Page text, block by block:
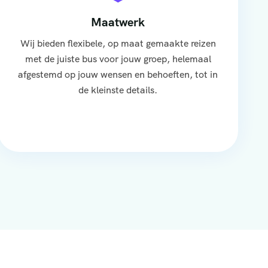
Maatwerk
Wij bieden flexibele, op maat gemaakte reizen
met de juiste bus voor jouw groep, helemaal
afgestemd op jouw wensen en behoeften, tot in
de kleinste details.